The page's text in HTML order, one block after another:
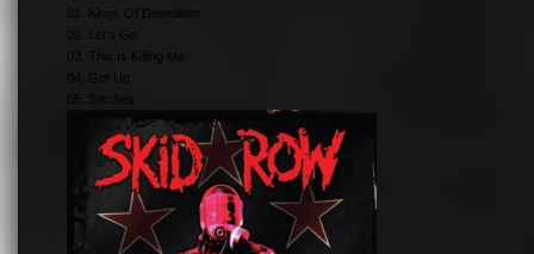
01. Kings Of Demolition
02. Let's Go
03. This Is Killing Me
04. Get Up